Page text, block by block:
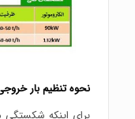
نحوه تنظیم بار